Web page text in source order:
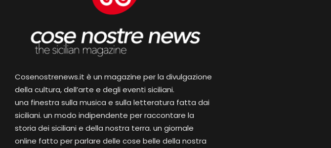
Cosenostrenews.it è un magazine per la divulgazione
della cultura, dell’arte e degli eventi siciliani.
una finestra sulla musica e sulla letteratura fatta dai
siciliani. un modo indipendente per raccontare la
storia dei siciliani e della nostra terra. un giornale
online fatto per parlare delle cose belle della nostra